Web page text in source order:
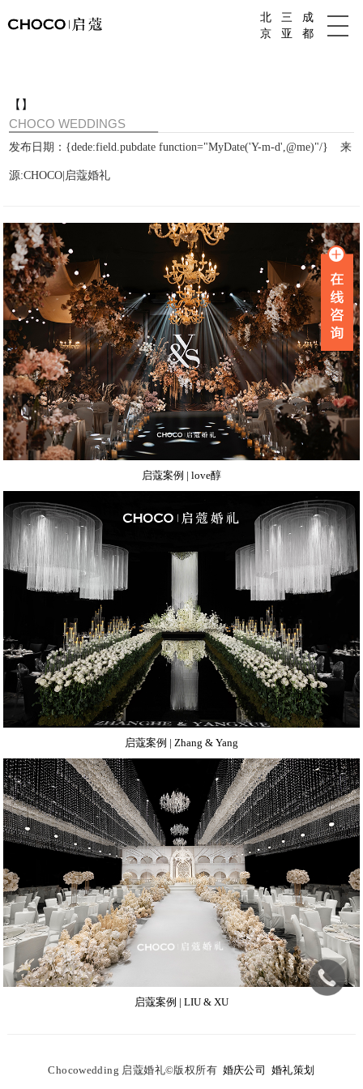
北
京
三
亚
成
都
【】
CHOCO WEDDINGS
发布日期：{dede:field.pubdate function="MyDate('Y-m-d',@me)"/} 来
源:CHOCO|启蔻婚礼
启蔻案例 | love醇
启蔻案例 | Zhang & Yang
启蔻案例 | LIU & XU
Chocowedding 启蔻婚礼©版权所有 婚庆公司 婚礼策划